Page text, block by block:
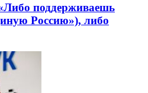
поддерживаешь
Россию»), либо